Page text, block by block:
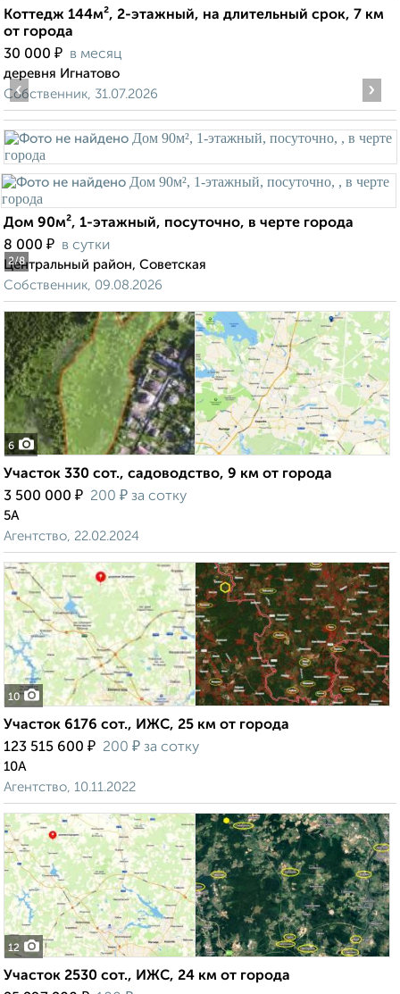
Коттедж 144м², 2-этажный, на длительный срок, 7 км
от города
30 000 ₽ в месяц
деревня Игнатово
Собственник, 31.07.2026
2/8
‹ ›
Дом 90м², 1-этажный, посуточно, в черте города
8 000 ₽ в сутки
Центральный район, Советская
Собственник, 09.08.2026
6
Участок 330 сот., садоводство, 9 км от города
3 500 000 ₽ 200 ₽ за сотку
5А
Агентство, 22.02.2024
10
Участок 6176 сот., ИЖС, 25 км от города
123 515 600 ₽ 200 ₽ за сотку
10А
Агентство, 10.11.2022
12
Участок 2530 сот., ИЖС, 24 км от города